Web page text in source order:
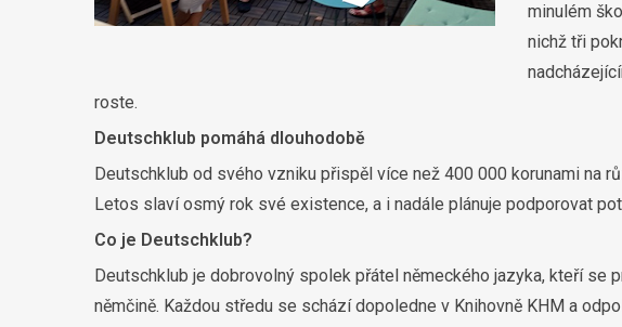
minulém
nichž tři
roste.
Deutschklub pomáhá dlouhodobě
Deutschklub od svého vzniku přispěl více než 400 000 korunami na
Letos slaví osmý rok své existence, a i nadále plánuje podporovat
Co je Deutschklub?
Deutschklub je dobrovolný spolek přátel německého jazyka, kteří se
němčině. Každou středu se schází dopoledne v Knihovně KHM a